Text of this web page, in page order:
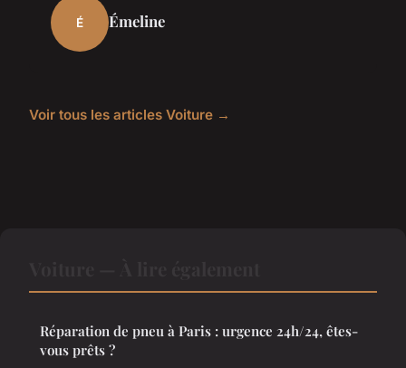
É Émeline
Voir tous les articles Voiture →
Réparation de pneu à Paris : urgence 24h/24, êtes-
vous prêts ?